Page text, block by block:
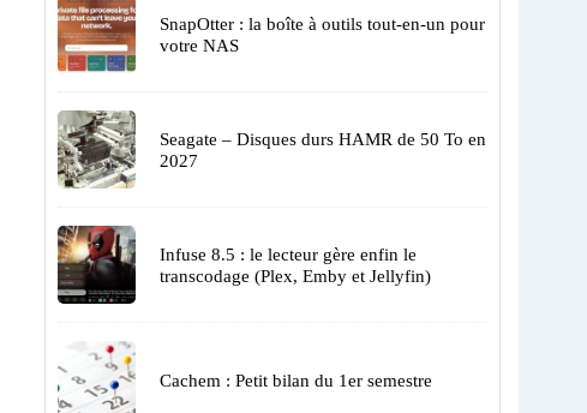
SnapOtter : la boîte à outils tout-en-un pour
votre NAS
Seagate – Disques durs HAMR de 50 To en
2027
Infuse 8.5 : le lecteur gère enfin le
transcodage (Plex, Emby et Jellyfin)
Cachem : Petit bilan du 1er semestre